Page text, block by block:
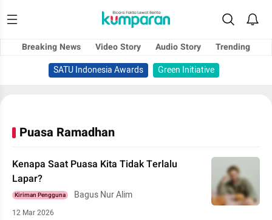
Breaking News Video Story Audio Story
Trending
SATU Indonesia Awards
Green Initiative
Puasa Ramadhan
Kenapa Saat Puasa Kita Tidak Terlalu
Lapar?
Kiriman Pengguna Bagus Nur Alim
12 Mar 2026